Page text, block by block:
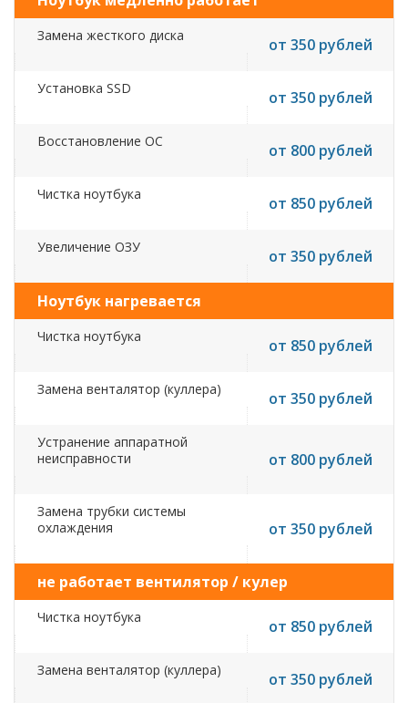
Замена жесткого диска от 350 рублей
Установка SSD от 350 рублей
Восстановление ОС от 800 рублей
Чистка ноутбука от 850 рублей
Увеличение ОЗУ от 350 рублей
Ноутбук нагревается
Чистка ноутбука от 850 рублей
Замена венталятор (куллера) от 350 рублей
Устранение аппаратной
неисправности
от 800 рублей
Замена трубки системы
охлаждения
от 350 рублей
не работает вентилятор / кулер
Чистка ноутбука от 850 рублей
Замена венталятор (куллера) от 350 рублей